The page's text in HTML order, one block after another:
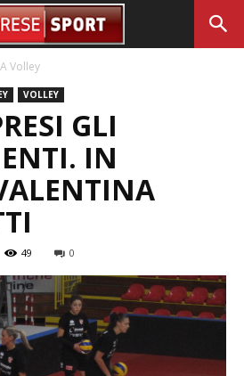
Volley
VOLLEY
GLI
IN
49 0